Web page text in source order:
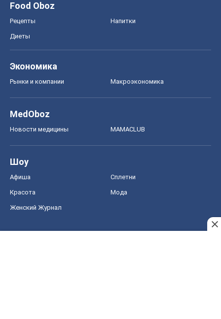
Food Oboz
Рецепты Напитки
Диеты
Экономика
Рынки и компании Mакроэкономика
MedOboz
Новости медицины MAMACLUB
Шоу
Афиша Сплетни
Красота Мода
Женский Журнал